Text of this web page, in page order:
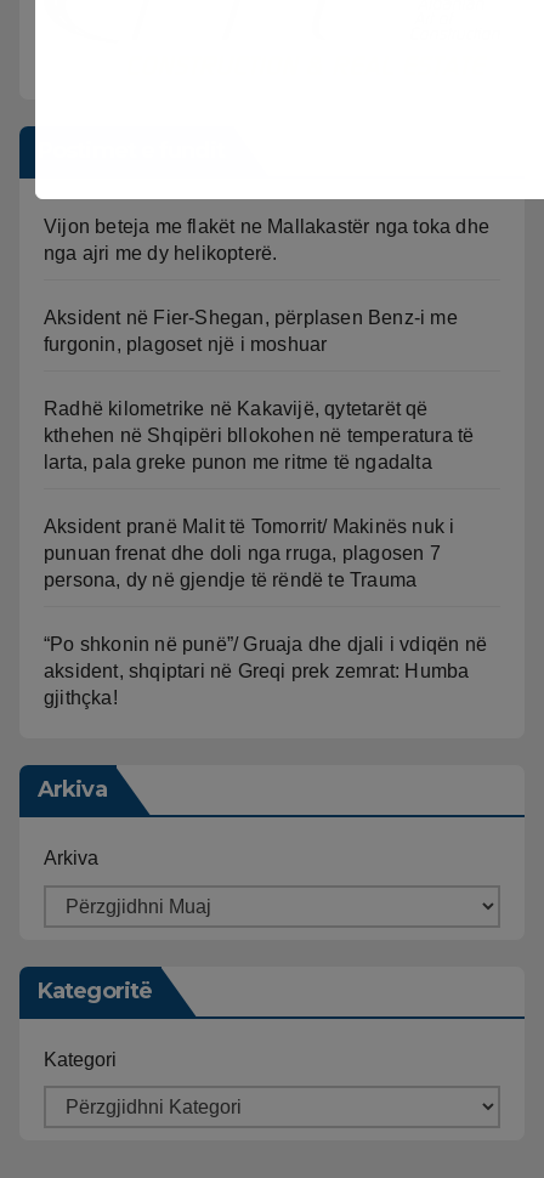
Vijon beteja me flakët ne Mallakastër nga toka dhe
nga ajri me dy helikopterë.
Aksident në Fier-Shegan, përplasen Benz-i me
furgonin, plagoset një i moshuar
Radhë kilometrike në Kakavijë, qytetarët që
kthehen në Shqipëri bllokohen në temperatura të
larta, pala greke punon me ritme të ngadalta
Aksident pranë Malit të Tomorrit/ Makinës nuk i
punuan frenat dhe doli nga rruga, plagosen 7
persona, dy në gjendje të rëndë te Trauma
“Po shkonin në punë”/ Gruaja dhe djali i vdiqën në
aksident, shqiptari në Greqi prek zemrat: Humba
gjithçka!
Arkiva
Arkiva
Kategoritë
Kategori